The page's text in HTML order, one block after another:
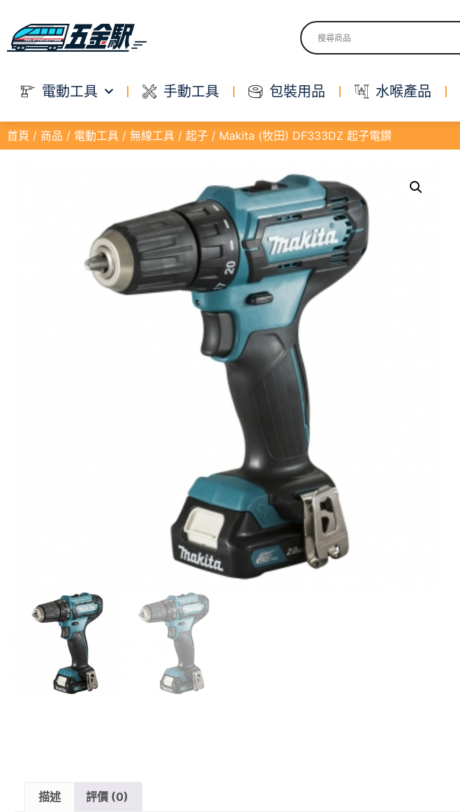
電動工具 手動工具 包裝用品 水喉產品
首頁 / 商品 / 電動工具 / 無線工具 / 起子 / Makita (牧田) DF333DZ 起子電鑽
描述 評價 (0)